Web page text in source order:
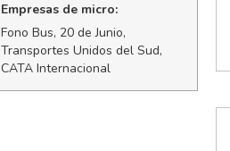
Empresas de micro:
Fono Bus, 20 de Junio,
Transportes Unidos del Sud,
CATA Internacional